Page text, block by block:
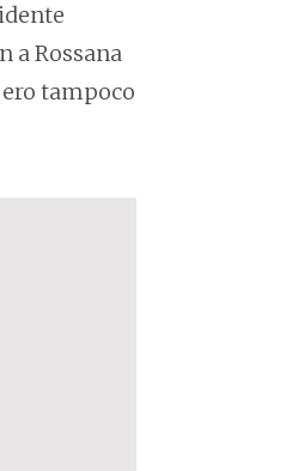
a Rossana
tampoco